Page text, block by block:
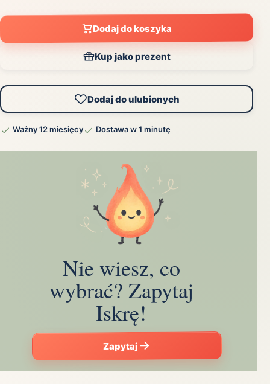
Dodaj do koszyka
Kup jako prezent
Dodaj do ulubionych
Ważny 12 miesięcy Dostawa w 1 minutę
Nie wiesz, co
wybrać? Zapytaj
Iskrę!
Zapytaj